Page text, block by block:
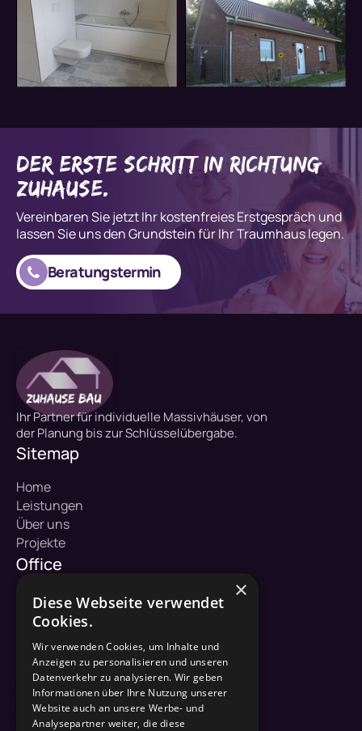
der erste Schritt in Richtung
Zuhause.
Vereinbaren Sie jetzt Ihr kostenfreies Erstgespräch und
lassen Sie uns den Grundstein für Ihr Traumhaus legen.
Beratungstermin
Ihr Partner für individuelle Massivhäuser, von
der Planung bis zur Schlüsselübergabe.
Sitemap
Home
Leistungen
Über uns
Projekte
Office
ZuHause Bau GmbH
Hofkoppel 1
Kontakt
04542 / 822 36 50
info@zuhause-bau.de
×
Diese Webseite verwendet
Cookies.
Wir verwenden Cookies, um Inhalte und
Anzeigen zu personalisieren und unseren
Datenverkehr zu analysieren. Wir geben
Informationen über Ihre Nutzung unserer
Website auch an unsere Werbe- und
Analysepartner weiter, die diese